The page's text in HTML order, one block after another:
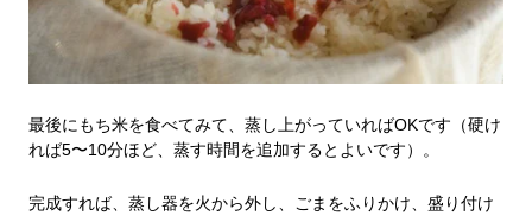
最後にもち米を食べてみて、蒸し上がっていればOKです（硬け
れば5〜10分ほど、蒸す時間を追加するとよいです）。
完成すれば、蒸し器を火から外し、ごまをふりかけ、盛り付け